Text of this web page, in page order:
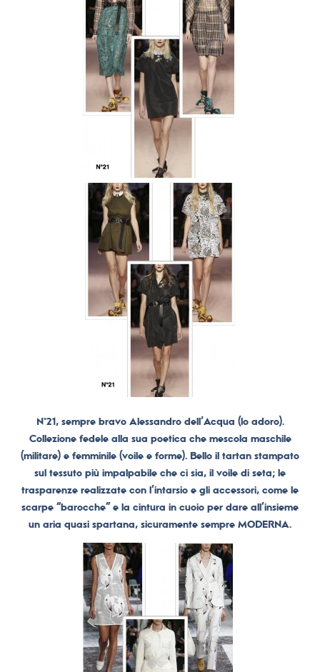
N°21, sempre bravo Alessandro dell’Acqua (lo adoro).
Collezione fedele alla sua poetica che mescola maschile
(militare) e femminile (voile e forme). Bello il tartan stampato
sul tessuto più impalpabile che ci sia, il voile di seta; le
trasparenze realizzate con l’intarsio e gli accessori, come le
scarpe “barocche” e la cintura in cuoio per dare all’insieme
un aria quasi spartana, sicuramente sempre MODERNA.